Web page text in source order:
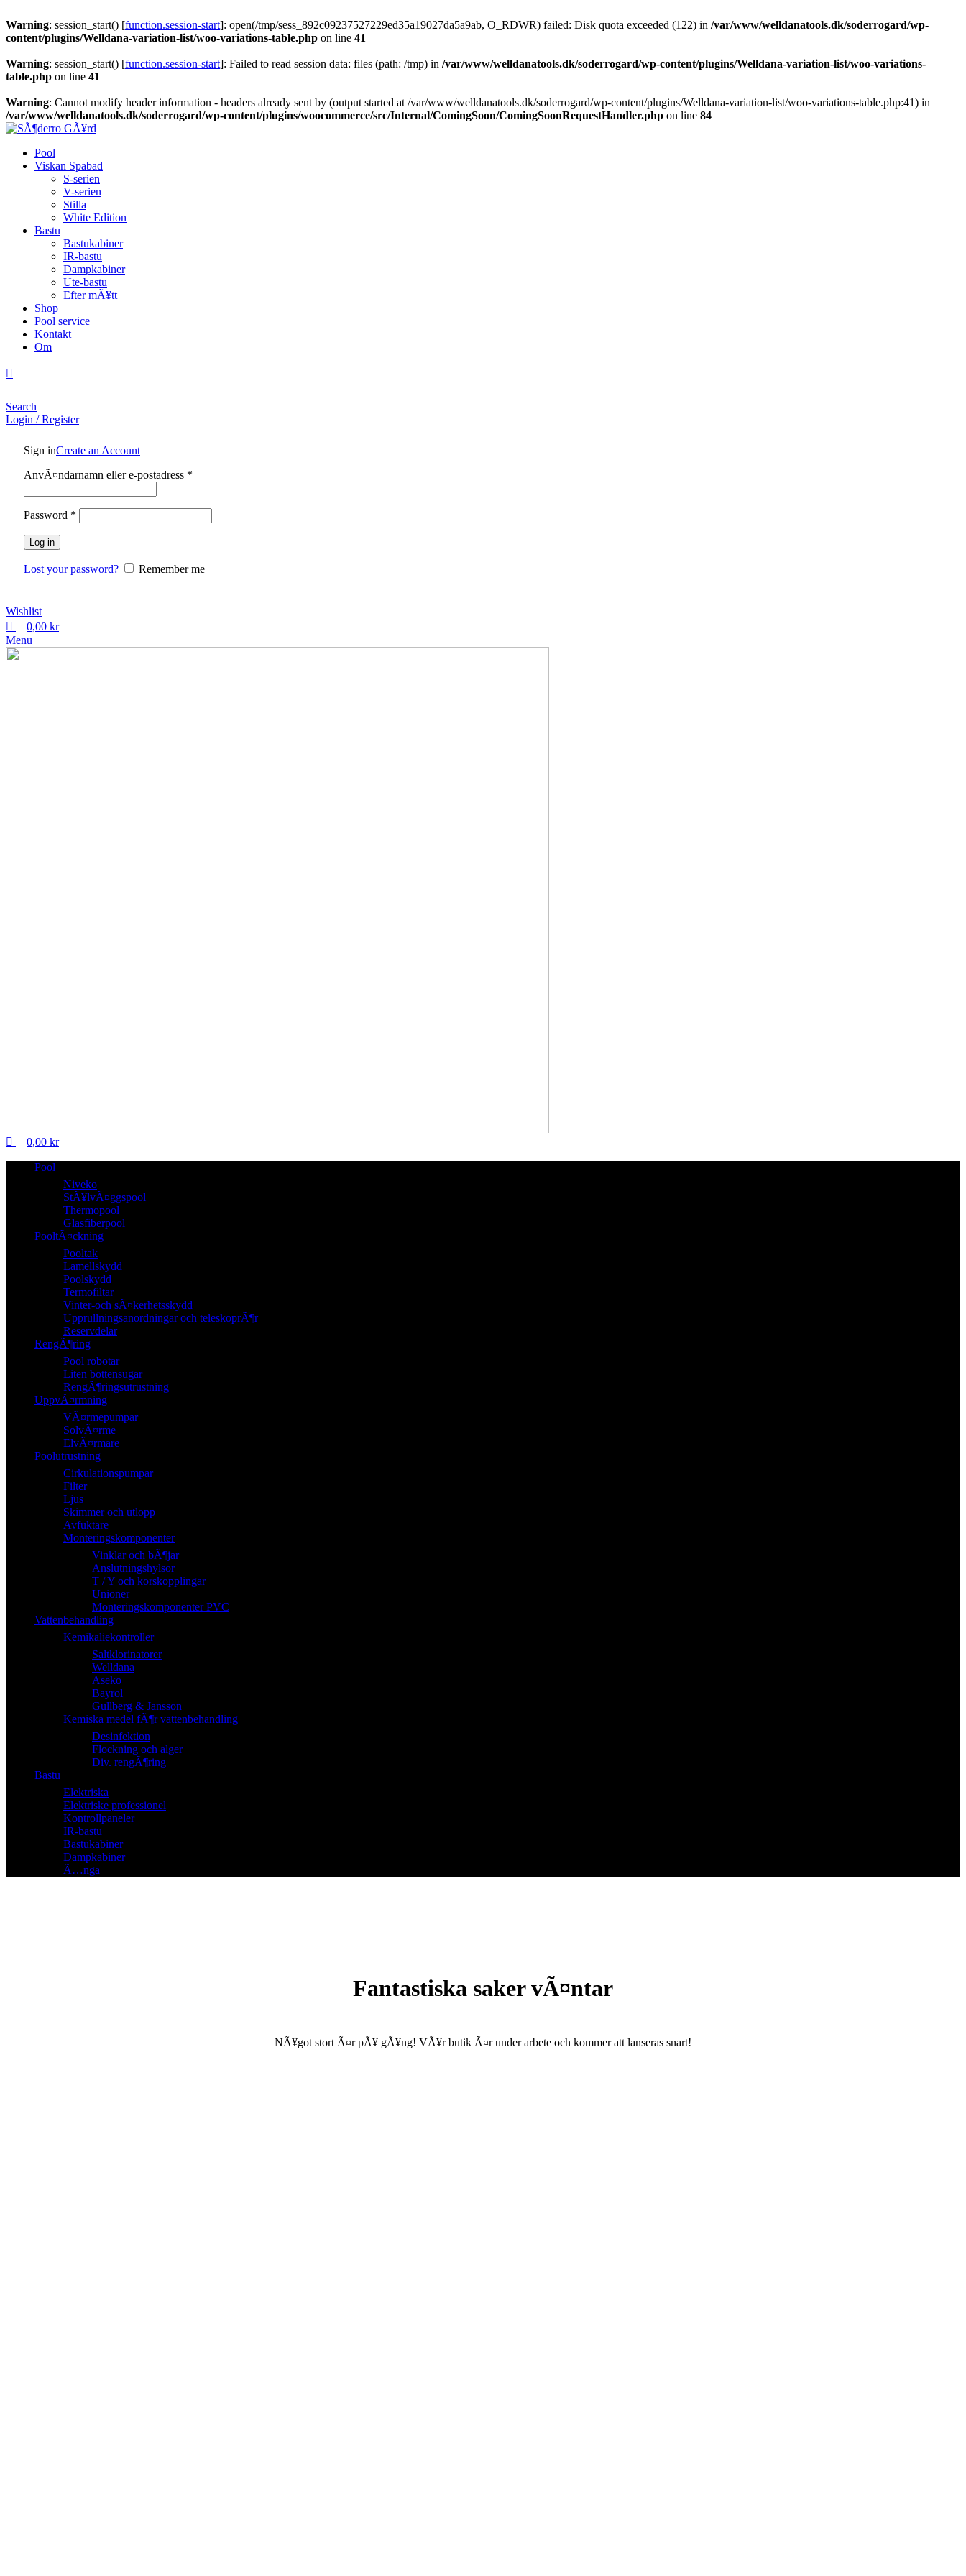
Warning: session_start() [function.session-start]: open(/tmp/sess_892c09237527229ed35a19027da5a9ab, O_RDWR) failed: Disk quota exceeded (122) in /var/www/welldanatools.dk/soderrogard/wp-
content/plugins/Welldana-variation-list/woo-variations-table.php on line 41
Warning: session_start() [function.session-start]: Failed to read session data: files (path: /tmp) in /var/www/welldanatools.dk/soderrogard/wp-content/plugins/Welldana-variation-list/woo-variations-
table.php on line 41
Warning: Cannot modify header information - headers already sent by (output started at /var/www/welldanatools.dk/soderrogard/wp-content/plugins/Welldana-variation-list/woo-variations-table.php:41) in
/var/www/welldanatools.dk/soderrogard/wp-content/plugins/woocommerce/src/Internal/ComingSoon/ComingSoonRequestHandler.php on line 84
Pool
Viskan Spabad
S-serien
V-serien
Stilla
White Edition
Bastu
Bastukabiner
IR-bastu
Dampkabiner
Ute-bastu
Efter mÃ¥tt
Shop
Pool service
Kontakt
Om
Search
Login / Register
Sign inCreate an Account
AnvÃ¤ndarnamn eller e-postadress *
Password *
Log in
Lost your password? Remember me
Wishlist
0,00 kr
Menu
0,00 kr
Pool
Niveko
StÃ¥lvÃ¤ggspool
Thermopool
Glasfiberpool
PooltÃ¤ckning
Pooltak
Lamellskydd
Poolskydd
Termofiltar
Vinter-och sÃ¤kerhetsskydd
Upprullningsanordningar och teleskoprÃ¶r
Reservdelar
RengÃ¶ring
Pool robotar
Liten bottensugar
RengÃ¶ringsutrustning
UppvÃ¤rmning
VÃ¤rmepumpar
SolvÃ¤rme
ElvÃ¤rmare
Poolutrustning
Cirkulationspumpar
Filter
Ljus
Skimmer och utlopp
Avfuktare
Monteringskomponenter
Vinklar och bÃ¶jar
Anslutningshylsor
T / Y och korskopplingar
Unioner
Monteringskomponenter PVC
Vattenbehandling
Kemikaliekontroller
Saltklorinatorer
Welldana
Aseko
Bayrol
Gullberg & Jansson
Kemiska medel fÃ¶r vattenbehandling
Desinfektion
Flockning och alger
Div. rengÃ¶ring
Bastu
Elektriska
Elektriske professionel
Kontrollpaneler
IR-bastu
Bastukabiner
Dampkabiner
Ã…nga
Fantastiska saker vÃ¤ntar
NÃ¥got stort Ã¤r pÃ¥ gÃ¥ng! VÃ¥r butik Ã¤r under arbete och kommer att lanseras snart!